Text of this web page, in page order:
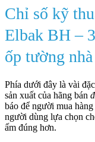
Chỉ số kỹ
Elbak BH –
ốp tường
Phía dưới đây là vài
sản xuất của hãng bán
báo để người mua
người dùng lựa chọn
ấm đúng hơn.